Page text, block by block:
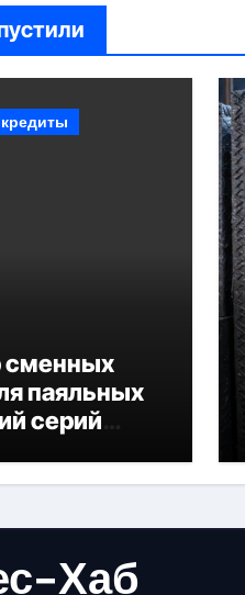
сменных
паяльных
серий
Хаб